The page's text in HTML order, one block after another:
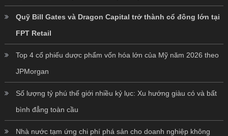
Quỹ Bill Gates và Dragon Capital trở thành cổ đông lớn tại
FPT Retail
Top 4 cổ phiếu dược phẩm vốn hóa lớn của Mỹ năm 2026 theo
JPMorgan
Số lượng tỷ phú thế giới nhiều kỷ lục: Xu hướng giàu có và bất
bình đẳng toàn cầu
Nhà nước tạm ứng chi phí phá sản cho doanh nghiệp không